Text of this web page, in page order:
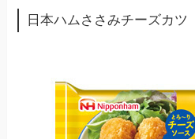
日本ハムささみチーズカツ